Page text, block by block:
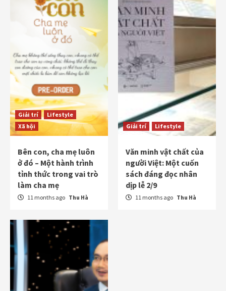
Giải trí
Lifestyle
Xã hội
Bên con, cha mẹ luôn
ở đó – Một hành trình
tỉnh thức trong vai trò
làm cha mẹ
11 months ago Thu Hà
Giải trí Lifestyle
Văn minh vật chất của
người Việt: Một cuốn
sách đáng đọc nhân
dịp lễ 2/9
11 months ago Thu Hà